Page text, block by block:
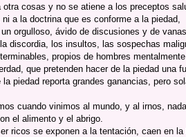
otra cosas y no se atiene a los preceptos
a la doctrina que es conforme a la piedad,
orgulloso, ávido de discusiones y de
discordia, los insultos, las sospechas
propios de hombres
que pretenden hacer de la piedad una
piedad reporta grandes ganancias, pero
cuando vinimos al mundo, y al irnos,
el alimento y el abrigo.
ricos se exponen a la tentación, caen en la